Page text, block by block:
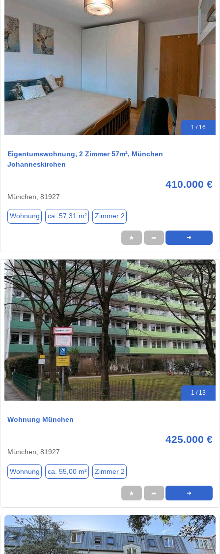
1 / 16
Eigentumswohnung, 2 Zimmer 57m², München
Johanneskirchen
410.000 €
München, 81927
Wohnung ca. 57,31 m² Zimmer 2
★ ➦ ➜
1 / 13
Wohnung München
425.000 €
München, 81927
Wohnung ca. 55,00 m² Zimmer 2
★ ➦ ➜